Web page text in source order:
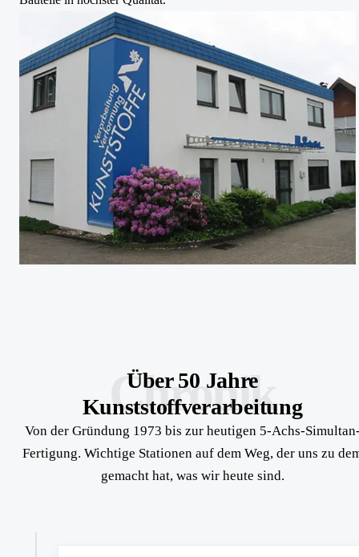
Chronik
Über 50 Jahre
Kunststoffverarbeitung
Von der Gründung 1973 bis zur heutigen 5-Achs-
Fertigung. Wichtige Stationen auf dem Weg, der uns zu
gemacht hat, was wir heute sind.